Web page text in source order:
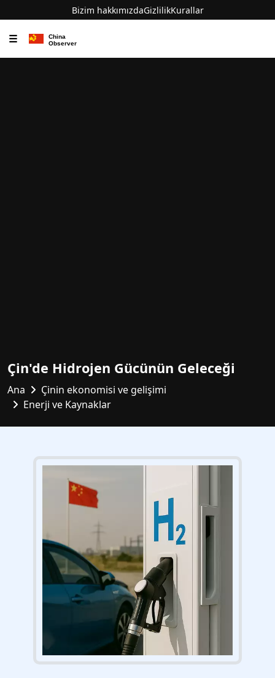
Bizim hakkımızdaGizlilikKurallar
☰
Çin'de Hidrojen Gücünün Geleceği
Ana
Çinin ekonomisi ve gelişimi
Enerji ve Kaynaklar